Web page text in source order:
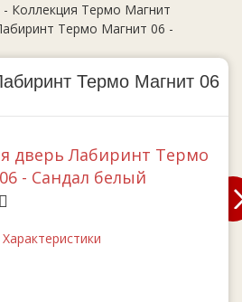
Коллекция Термо Магнит
Термо Магнит 06 -
Термо Магнит 06